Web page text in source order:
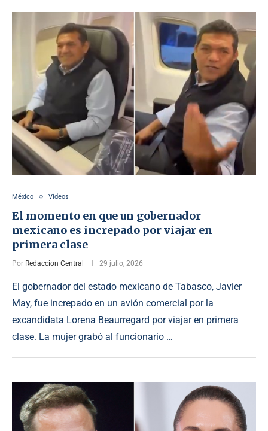
México Videos
El momento en que un gobernador
mexicano es increpado por viajar en
primera clase
Por Redaccion Central 29 julio, 2026
El gobernador del estado mexicano de Tabasco, Javier
May, fue increpado en un avión comercial por la
excandidata Lorena Beaurregard por viajar en primera
clase. La mujer grabó al funcionario …